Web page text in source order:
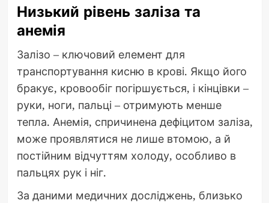
Низький рівень заліза та
анемія
Залізо – ключовий елемент для
транспортування кисню в крові. Якщо його
бракує, кровообіг погіршується, і кінцівки –
руки, ноги, пальці – отримують менше
тепла. Анемія, спричинена дефіцитом заліза,
може проявлятися не лише втомою, а й
постійним відчуттям холоду, особливо в
пальцях рук і ніг.
За даними медичних досліджень, близько